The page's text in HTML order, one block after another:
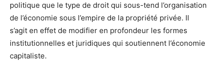
politique que le type de droit qui sous-tend l’organisation
de l’économie sous l’empire de la propriété privée. Il
s’agit en effet de modifier en profondeur les formes
institutionnelles et juridiques qui soutiennent l’économie
capitaliste.